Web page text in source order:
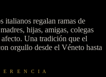
italianos regalan ramas de
hijas, amigas, colegas
Una tradición que el
orgullo desde el Véneto hasta
R E N C I A